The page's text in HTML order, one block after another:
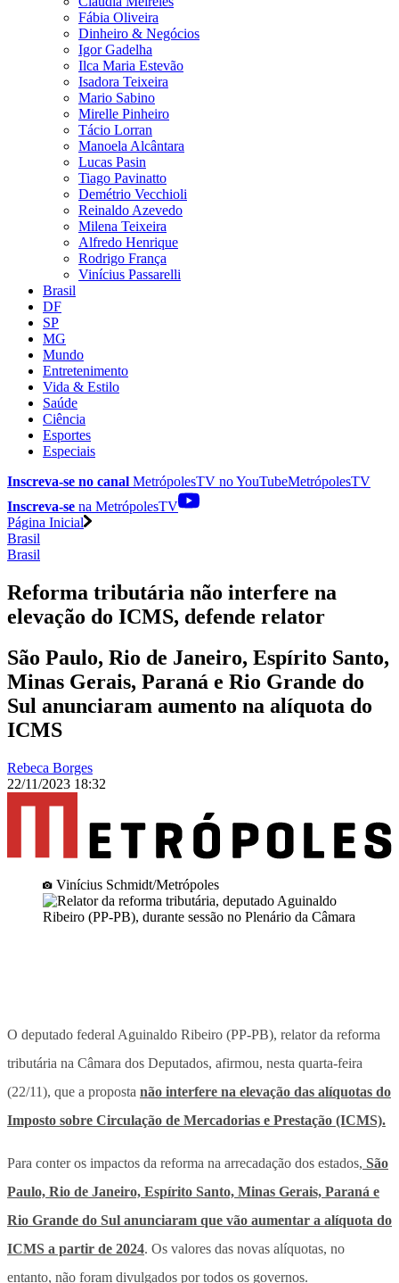
Fábia Oliveira
Dinheiro & Negócios
Igor Gadelha
Ilca Maria Estevão
Isadora Teixeira
Mario Sabino
Mirelle Pinheiro
Tácio Lorran
Manoela Alcântara
Lucas Pasin
Tiago Pavinatto
Demétrio Vecchioli
Reinaldo Azevedo
Milena Teixeira
Alfredo Henrique
Rodrigo França
Vinícius Passarelli
Brasil
DF
SP
MG
Mundo
Entretenimento
Vida & Estilo
Saúde
Ciência
Esportes
Especiais
Inscreva-se no canal MetrópolesTV noYouTubeMetrópolesTV
Inscreva-se na MetrópolesTV
Página Inicial
Brasil
Brasil
Reforma tributária não interfere na
elevação do ICMS, defende relator
São Paulo, Rio de Janeiro, Espírito Santo,
Minas Gerais, Paraná e Rio Grande do
Sul anunciaram aumento na alíquota do
ICMS
Rebeca Borges
22/11/2023 18:32
Vinícius Schmidt/Metrópoles
O deputado federal Aguinaldo Ribeiro (PP-PB), relator da reforma
tributária na Câmara dos Deputados, afirmou, nesta quarta-feira
(22/11), que a proposta não interfere na elevação das alíquotas do
Imposto sobre Circulação de Mercadorias e Prestação (ICMS).
Para conter os impactos da reforma na arrecadação dos estados, São
Paulo, Rio de Janeiro, Espírito Santo, Minas Gerais, Paraná e
Rio Grande do Sul anunciaram que vão aumentar a alíquota do
ICMS a partir de 2024. Os valores das novas alíquotas, no
entanto, não foram divulgados por todos os governos.